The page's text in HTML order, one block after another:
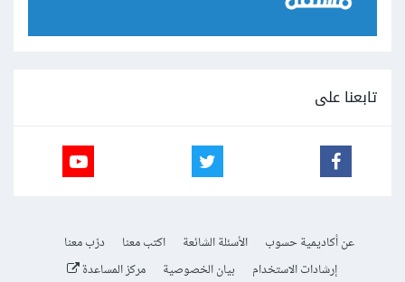
تابعنا على
عن أكاديمية حسوب الأسئلة الشائعة اكتب معنا
درّب معنا
إرشادات الاستخدام
بيان الخصوصية مركز المساعدة